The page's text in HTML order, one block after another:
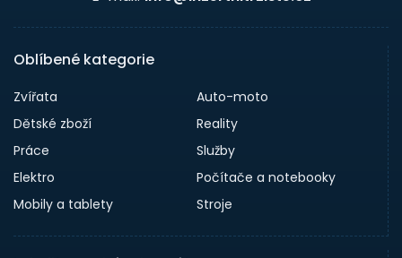
Oblíbené kategorie
Zvířata
Auto-moto
Dětské zboží
Reality
Práce
Služby
Elektro
Počítače a notebooky
Mobily a tablety
Stroje